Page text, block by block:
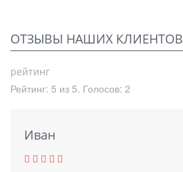
ОТЗЫВЫ НАШИХ КЛИЕНТОВ
рейтинг
Рейтинг: 5 из 5. Голосов: 2
Иван